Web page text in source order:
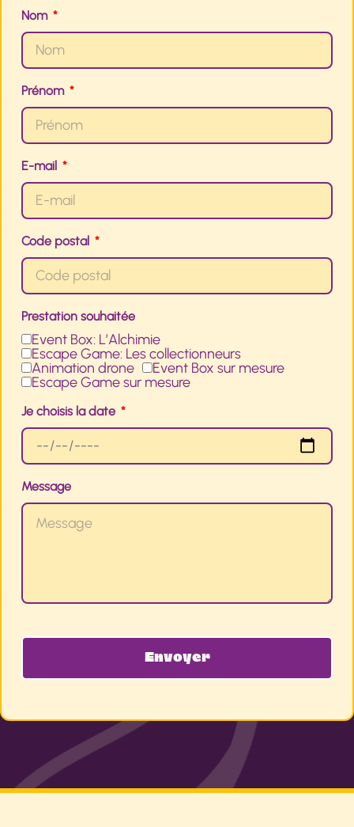
Nom
Prénom
E-mail
Code postal
Prestation souhaitée
Event Box: L’Alchimie
Escape Game: Les collectionneurs
Animation drone
Event Box sur mesure
Escape Game sur mesure
Je choisis la date
Message
Envoyer